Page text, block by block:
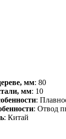
мм: 80
мм: 10
:
: Отвод
: Китай